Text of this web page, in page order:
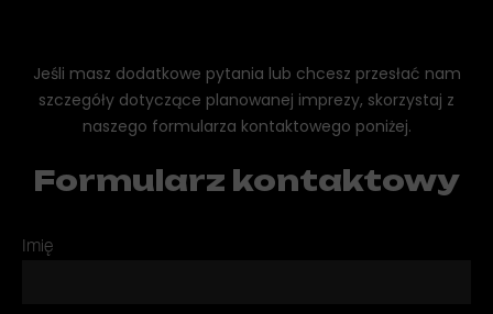
Jeśli masz dodatkowe pytania lub chcesz przesłać nam
szczegóły dotyczące planowanej imprezy, skorzystaj z
naszego formularza kontaktowego poniżej.
Formularz kontaktowy
Imię